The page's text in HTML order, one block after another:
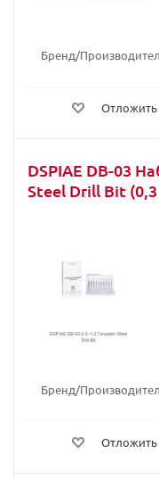
Бренд/
Отложить
DSPIAE DB-03
Steel Drill Bit
Бренд/
Отложить